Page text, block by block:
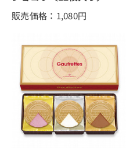
販売価格：1,080円